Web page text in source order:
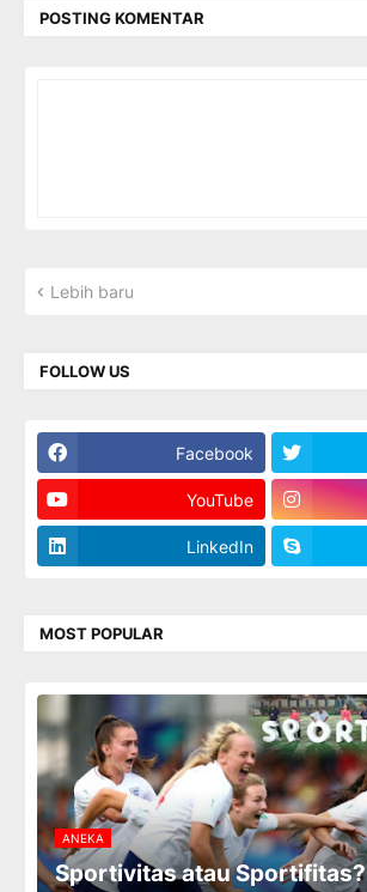
POSTING KOMENTAR
Lebih baru
FOLLOW US
Facebook
YouTube
LinkedIn
MOST POPULAR
ANEKA
Sportivitas atau Sportifitas?